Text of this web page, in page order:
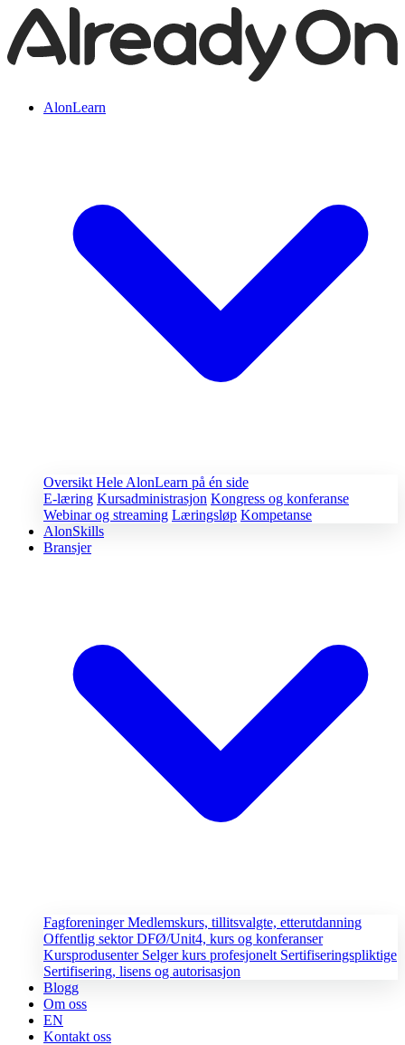
AlonLearn
Oversikt Hele AlonLearn på én side
E-læring Kursadministrasjon Kongress og konferanse
Webinar og streaming Læringsløp Kompetanse
AlonSkills
Bransjer
FagforeningerMedlemskurs, tillitsvalgte, etterutdanning
Offentlig sektorDFØ/Unit4, kurs og konferanser
Kursprodusenter Selger kurs profesjonelt Sertifiseringspliktige
Sertifisering, lisens og autorisasjon
Blogg
Om oss
EN
Kontakt oss